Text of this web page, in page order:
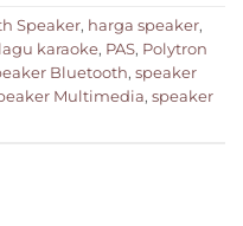
Speaker, harga speaker,
lagu karaoke, PAS, Polytron
Bluetooth, speaker
Multimedia, speaker